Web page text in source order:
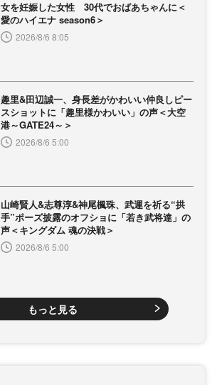
女を妊娠した女性 30代でおばあちゃんに＜
愛のハイエナ season6＞
2026/8/6 8:05
趣里&田辺誠一、身長差がかわいい仲良しピー
スショットに「趣里様かわいい」の声＜大空
港～GATE24～＞
2026/8/6 5:00
山崎賢人&志尊淳&神尾楓珠、武運を祈る“拱
手”ポーズ披露のオフショに「若き武将達」の
声＜キングダム 魂の決戦＞
2026/8/6 5:00
もっと見る